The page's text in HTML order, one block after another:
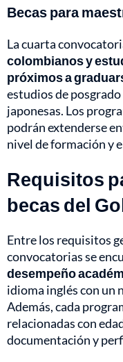
Becas para
La cuarta
colombianos y
próximos a
estudios de
japonesas. Los
podrán extenderse
nivel de formación y
Requisitos
becas del
Entre los requisitos
convocatorias se
desempeño
idioma inglés con un
Además, cada
relacionadas con
documentación y